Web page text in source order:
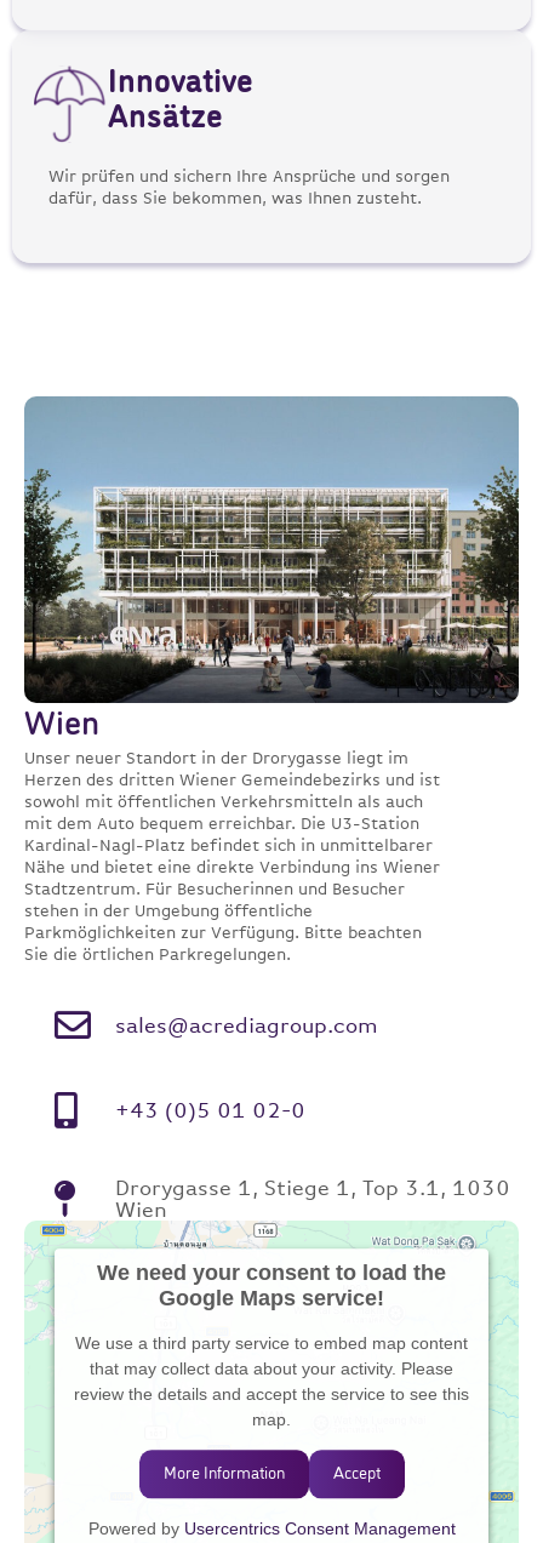
Innovative
Ansätze
Wir prüfen und sichern Ihre Ansprüche und sorgen
dafür, dass Sie bekommen, was Ihnen zusteht.
Wien
Unser neuer Standort in der Drorygasse liegt im
Herzen des dritten Wiener Gemeindebezirks und ist
sowohl mit öffentlichen Verkehrsmitteln als auch
mit dem Auto bequem erreichbar. Die U3-Station
Kardinal-Nagl-Platz befindet sich in unmittelbarer
Nähe und bietet eine direkte Verbindung ins Wiener
Stadtzentrum. Für Besucherinnen und Besucher
stehen in der Umgebung öffentliche
Parkmöglichkeiten zur Verfügung. Bitte beachten
Sie die örtlichen Parkregelungen.
sales@acrediagroup.com
+43 (0)5 01 02-0
Drorygasse 1, Stiege 1, Top 3.1, 1030
Wien
We need your consent to load the
Google Maps service!
We use a third party service to embed map content
that may collect data about your activity. Please
review the details and accept the service to see this
map.
More Information Accept
Powered by Usercentrics Consent Management